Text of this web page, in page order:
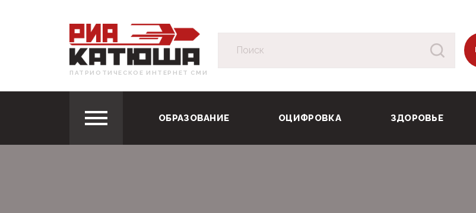
ПАТРИОТИЧЕСКОЕ ИНТЕРНЕТ СМИ
ОБРАЗОВАНИЕ ОЦИФРОВКА ЗДОРОВЬЕ